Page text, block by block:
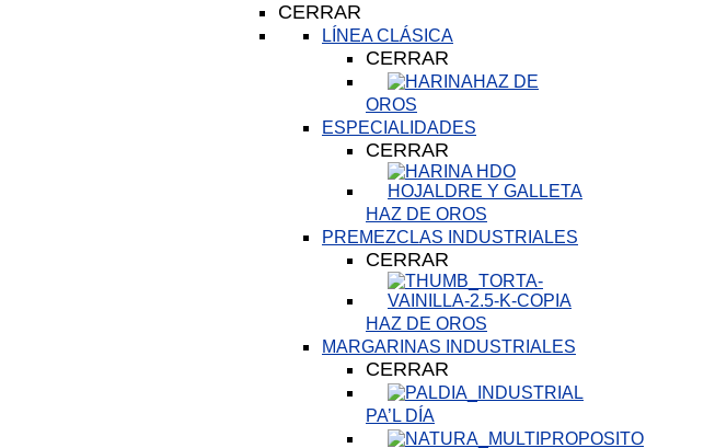
CERRAR
LÍNEA CLÁSICA
CERRAR
HAZ DE
OROS
ESPECIALIDADES
CERRAR
HAZ DE OROS
PREMEZCLAS INDUSTRIALES
CERRAR
HAZ DE OROS
MARGARINAS INDUSTRIALES
CERRAR
PA’L DÍA